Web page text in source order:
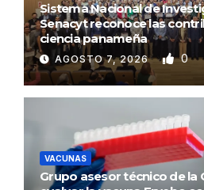
Sistema Nacional de
Senacyt reconoce las
ciencia panameña
AGOSTO 7, 2026 0
VACUNAS
Grupo asesor técnico de la